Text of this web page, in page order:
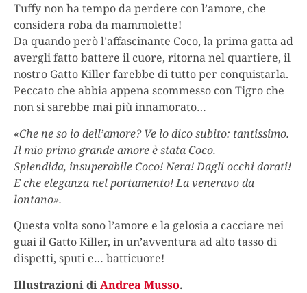
Tuffy non ha tempo da perdere con l’amore, che
considera roba da mammolette!
Da quando però l’affascinante Coco, la prima gatta ad
avergli fatto battere il cuore, ritorna nel quartiere, il
nostro Gatto Killer farebbe di tutto per conquistarla.
Peccato che abbia appena scommesso con Tigro che
non si sarebbe mai più innamorato…
«Che ne so io dell’amore? Ve lo dico subito: tantissimo.
Il mio primo grande amore è stata Coco.
Splendida, insuperabile Coco! Nera! Dagli occhi dorati!
E che eleganza nel portamento! La veneravo da
lontano».
Questa volta sono l’amore e la gelosia a cacciare nei
guai il Gatto Killer, in un’avventura ad alto tasso di
dispetti, sputi e… batticuore!
Illustrazioni diAndrea Musso.